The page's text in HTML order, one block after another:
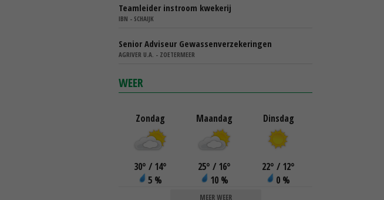
Teamleider instroom kwekerij
IBN - SCHAIJK
Senior Adviseur Gewassenverzekeringen
AGRIVER U.A. - ZOETERMEER
WEER
Zondag
30° / 14°
5 %
Maandag
25° / 16°
10 %
Dinsdag
22° / 12°
0 %
MEER WEER